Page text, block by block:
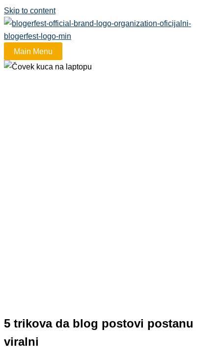
Skip to content
Main Menu
5 trikova da blog postovi postanu
viralni